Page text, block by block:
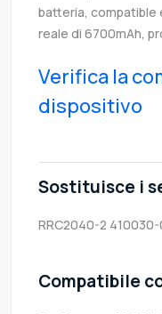
batteria, compatible
reale di 6700mAh,
Verifica la
dispositivo
Sostituisce i
RRC2040-2
Compatibile